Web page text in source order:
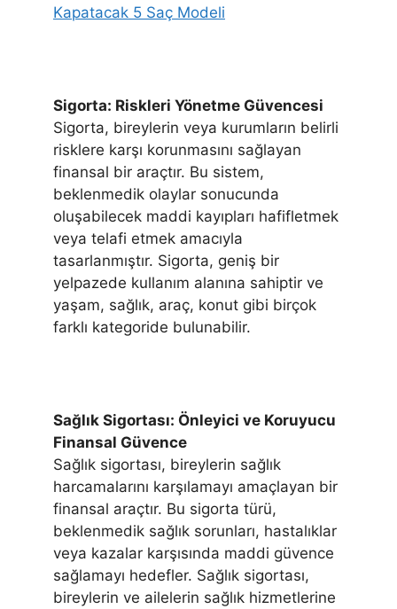
Kapatacak 5 Saç Modeli
Sigorta: Riskleri Yönetme Güvencesi
Sigorta, bireylerin veya kurumların belirli
risklere karşı korunmasını sağlayan
finansal bir araçtır. Bu sistem,
beklenmedik olaylar sonucunda
oluşabilecek maddi kayıpları hafifletmek
veya telafi etmek amacıyla
tasarlanmıştır. Sigorta, geniş bir
yelpazede kullanım alanına sahiptir ve
yaşam, sağlık, araç, konut gibi birçok
farklı kategoride bulunabilir.
Sağlık Sigortası: Önleyici ve Koruyucu
Finansal Güvence
Sağlık sigortası, bireylerin sağlık
harcamalarını karşılamayı amaçlayan bir
finansal araçtır. Bu sigorta türü,
beklenmedik sağlık sorunları, hastalıklar
veya kazalar karşısında maddi güvence
sağlamayı hedefler. Sağlık sigortası,
bireylerin ve ailelerin sağlık hizmetlerine